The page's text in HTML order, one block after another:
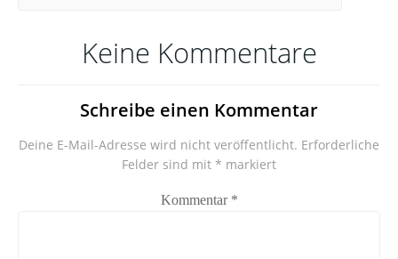
Keine Kommentare
Schreibe einen Kommentar
Deine E-Mail-Adresse wird nicht veröffentlicht. Erforderliche
Felder sind mit * markiert
Kommentar *